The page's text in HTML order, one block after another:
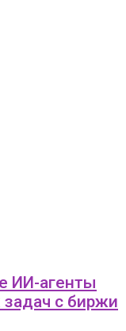
ИИ-агенты
задач с биржи